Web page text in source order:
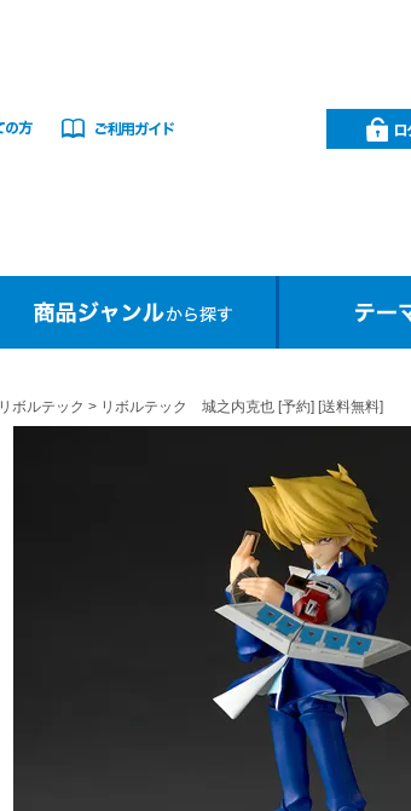
リボルテック リボルテック 城之内克也 [予約] [送料無料]